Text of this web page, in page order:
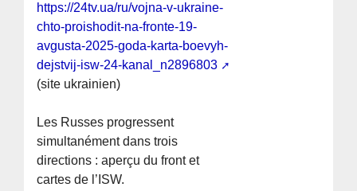
https://24tv.ua/ru/vojna-v-ukraine-
chto-proishodit-na-fronte-19-
avgusta-2025-goda-karta-boevyh-
dejstvij-isw-24-kanal_n2896803
(site ukrainien)
Les Russes progressent
simultanément dans trois
directions : aperçu du front et
cartes de l’ISW.